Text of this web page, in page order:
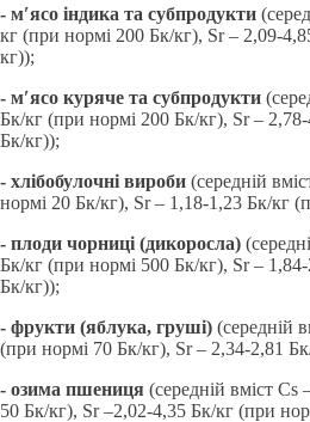
- м′ясо індика та субпродукти
кг (при нормі 200 Бк/кг), Sr – 2,09-
кг));
- м′ясо куряче та субпродукти
Бк/кг (при нормі 200 Бк/кг), Sr –
Бк/кг));
- хлібобулочні вироби (середній
нормі 20 Бк/кг), Sr – 1,18-1,23 Бк/кг
- плоди чорниці (дикоросла)
Бк/кг (при нормі 500 Бк/кг), Sr –
Бк/кг));
- фрукти (яблука, груші) (середній
(при нормі 70 Бк/кг), Sr – 2,34-2,81
- озима пшениця (середній вміст
50 Бк/кг), Sr –2,02-4,35 Бк/кг (при